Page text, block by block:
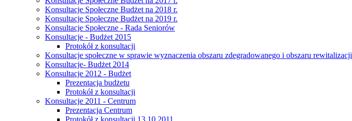
Konsultacje Społeczne Budżet na 2018 r.
Konsultacje Społeczne Budżet na 2019 r.
Konsultacje Społeczne - Rada Seniorów
Konsultacje - Budżet 2015
Protokół z konsultacji
Konsultacje społeczne w sprawie wyznaczenia obszaru zdegradowanego i obszaru rewitalizacji
Konsultacje- Budżet 2014
Konsultacje 2012 - Budżet
Prezentacja budżetu
Protokół z konsultacji
Konsultacje 2011 - Centrum
Prezentacja Centrum